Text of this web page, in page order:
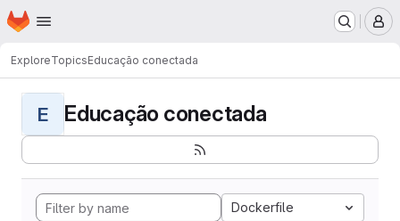
Skip to main content
Homepage
ExploreTopicsEducação conectada
E Educação conectada
Dockerfile